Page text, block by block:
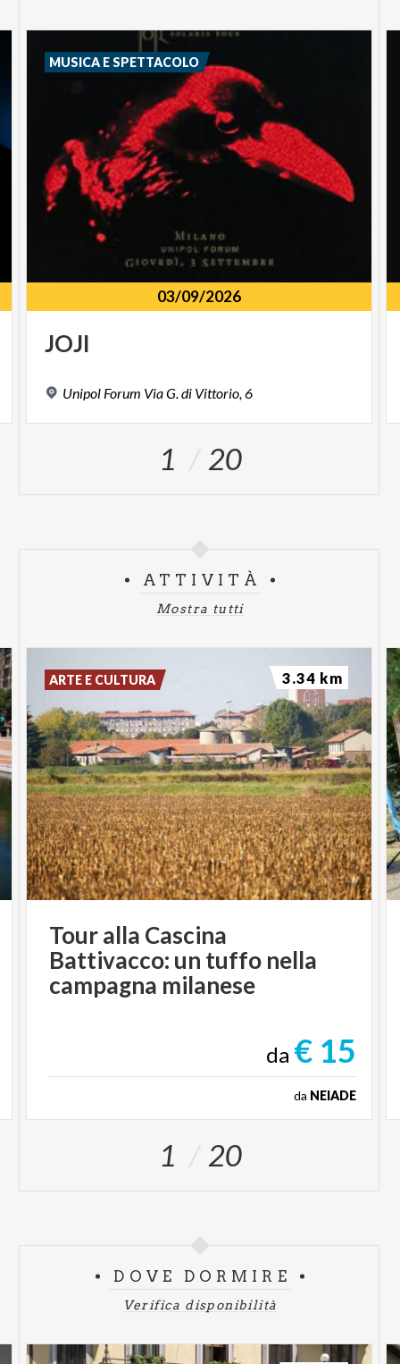
03/09/2026
JOJI
Unipol Forum ViaG.di Vittorio,6
MUSICA E SPETTACOLO
1 20
ATTIVITÀ
Mostra tutti
Tour alla Cascina
Battivacco: un tuffo nella
campagna milanese
da € 15
da NEIADE
ARTE E CULTURA 3.34 km
1 20
DOVE DORMIRE
Verifica disponibilità